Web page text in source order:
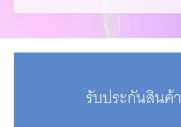
รับประกันสินค้า